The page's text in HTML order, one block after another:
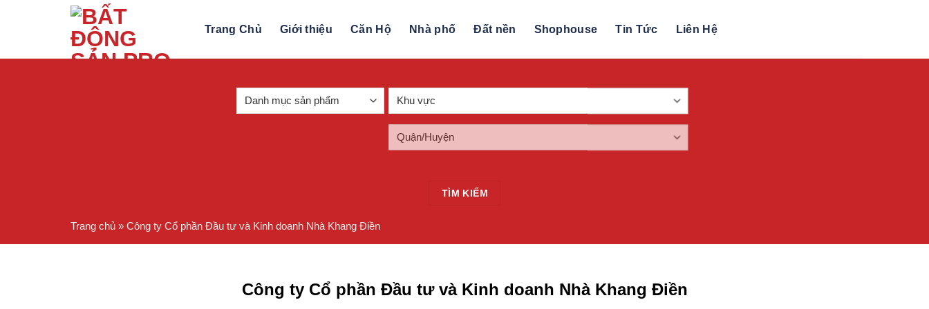
Trang Chủ Giới thiệu Căn Hộ Nhà phố Đất nền Shophouse Tin Tức Liên Hệ
Trang chủ » Công ty Cổ phần Đầu tư và Kinh doanh Nhà Khang Điền
TÌM KIẾM
Công ty Cổ phần Đầu tư và Kinh doanh Nhà Khang Điền